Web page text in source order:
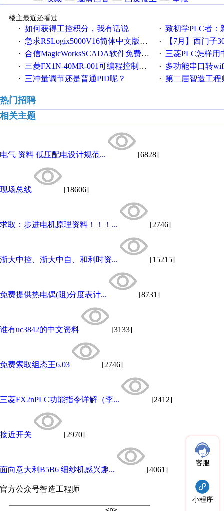
楼主最近还看过
· 如何获得工控积分，我有话说 · 致初学PLC者：新人
· 急求RSLogix5000V16简体中文版！！！急急急 · 【7月】西门子300/
· 合信MagicWorksSCADA软件免费下载，好礼相送，并提供技术支持，永久免费！ · 三菱PLC怎样用
· 三菱FX1N-40MR-001可编程控制器输入端口故障维修一例 · 多功能串口转wifi/以太网转WIFI/串口转以太网/
· 三冲量调节还是普通PID呢？ · 第二届智造工程师节
热门招聘
相关主题
电气 资料 低压配电设计规范... [6828]
现场总线 [18606]
求取：步进电机原理资料！！！... [2746]
浙大中控、浙大中自、和利时资... [15215]
免费提供热电偶(阻)分度表计... [8731]
谁有uc3842的中文资料 [3133]
免费索取组态王6.03 [2746]
三菱FX2nPLC功能指令详解（李... [2412]
接近开关 [2970]
面向意大利B5B6 细纱机感兴趣... [4061]
官方公众号智造工程师
客服
小程序